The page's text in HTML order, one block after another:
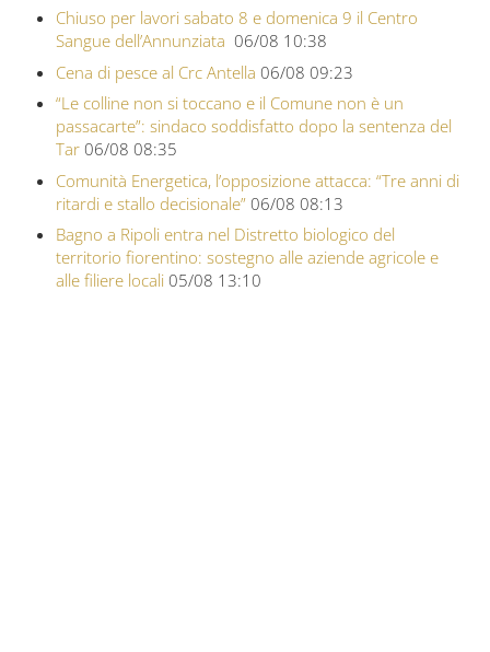
Chiuso per lavori sabato 8 e domenica 9 il Centro
Sangue dell’Annunziata 06/08 10:38
Cena di pesce al Crc Antella 06/08 09:23
“Le colline non si toccano e il Comune non è un
passacarte”: sindaco soddisfatto dopo la sentenza del
Tar 06/08 08:35
Comunità Energetica, l’opposizione attacca: “Tre anni di
ritardi e stallo decisionale” 06/08 08:13
Bagno a Ripoli entra nel Distretto biologico del
territorio fiorentino: sostegno alle aziende agricole e
alle filiere locali 05/08 13:10